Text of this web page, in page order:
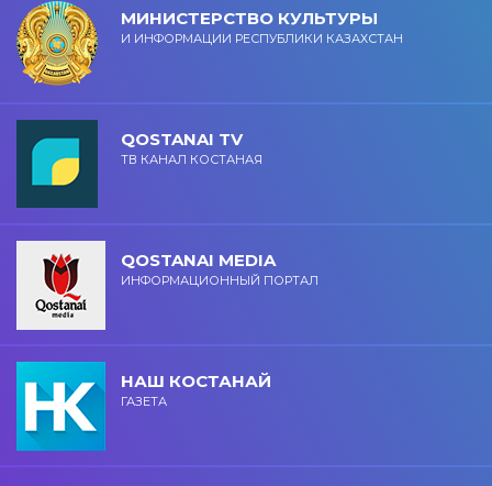
МИНИСТЕРСТВО КУЛЬТУРЫ
И ИНФОРМАЦИИ РЕСПУБЛИКИ КАЗАХСТАН
QOSTANAI TV
ТВ КАНАЛ КОСТАНАЯ
QOSTANAI MEDIA
ИНФОРМАЦИОННЫЙ ПОРТАЛ
НАШ КОСТАНАЙ
ГАЗЕТА